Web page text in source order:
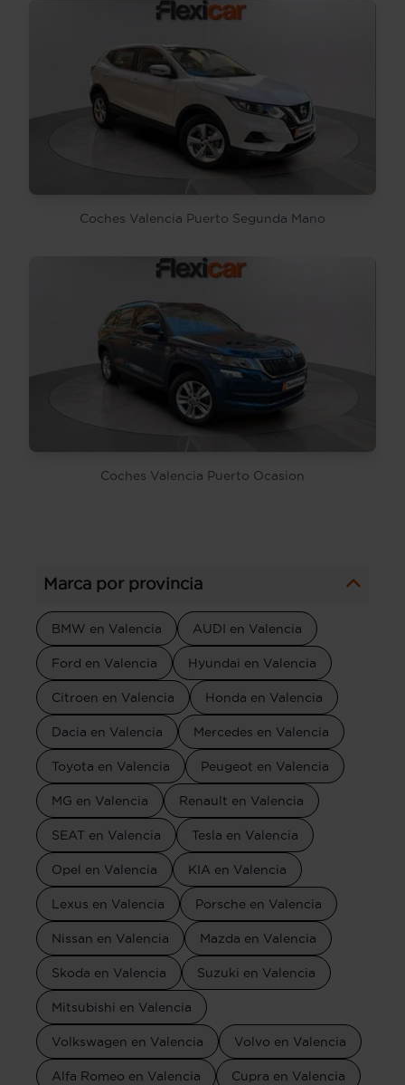
Coches Valencia Puerto Segunda Mano
Coches Valencia Puerto Ocasion
Marca por provincia
BMW en Valencia AUDI en Valencia
Ford en Valencia Hyundai en Valencia
Citroen en Valencia Honda en Valencia
Dacia en Valencia Mercedes en Valencia
Toyota en Valencia Peugeot en Valencia
MG en Valencia Renault en Valencia
SEAT en Valencia Tesla en Valencia
Opel en Valencia KIA en Valencia
Lexus en Valencia Porsche en Valencia
Nissan en Valencia Mazda en Valencia
Skoda en Valencia Suzuki en Valencia
Mitsubishi en Valencia
Volkswagen en Valencia Volvo en Valencia
Alfa Romeo en Valencia Cupra en Valencia